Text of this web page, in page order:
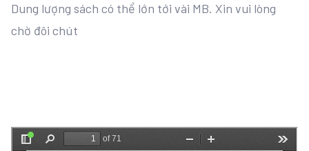
Dung lượng sách có thể lớn tới vài MB. Xin vui lòng
chờ đôi chút